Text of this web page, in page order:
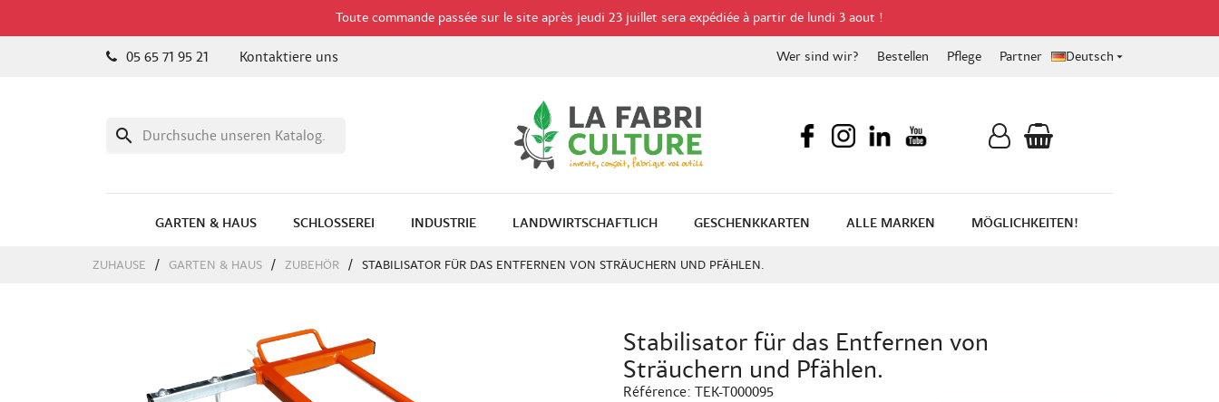
Toute commande passée sur le site après jeudi 23 juillet sera expédiée à partir de lundi 3 aout !
05 65 71 95 21 Kontaktiere uns Wer sind wir? Bestellen Pflege Partner Deutsch
search
GARTEN & HAUS SCHLOSSEREI INDUSTRIE LANDWIRTSCHAFTLICH GESCHENKKARTEN ALLE MARKEN MÖGLICHKEITEN!
ZUHAUSE GARTEN & HAUS ZUBEHÖR STABILISATOR FÜR DAS ENTFERNEN VON STRÄUCHERN UND PFÄHLEN.
Stabilisator für das Entfernen von
Sträuchern und Pfählen.
Référence: TEK-T000095